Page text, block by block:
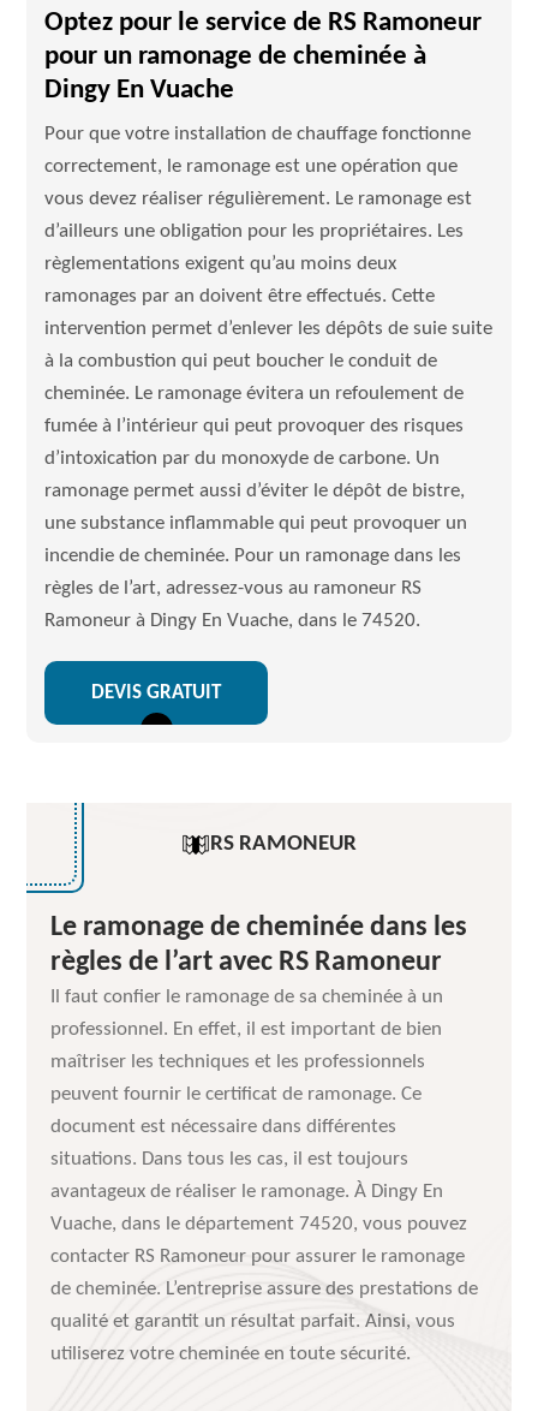
Optez pour le service de RS Ramoneur
pour un ramonage de cheminée à
Dingy En Vuache
Pour que votre installation de chauffage fonctionne
correctement, le ramonage est une opération que
vous devez réaliser régulièrement. Le ramonage est
d’ailleurs une obligation pour les propriétaires. Les
règlementations exigent qu’au moins deux
ramonages par an doivent être effectués. Cette
intervention permet d’enlever les dépôts de suie suite
à la combustion qui peut boucher le conduit de
cheminée. Le ramonage évitera un refoulement de
fumée à l’intérieur qui peut provoquer des risques
d’intoxication par du monoxyde de carbone. Un
ramonage permet aussi d’éviter le dépôt de bistre,
une substance inflammable qui peut provoquer un
incendie de cheminée. Pour un ramonage dans les
règles de l’art, adressez-vous au ramoneur RS
Ramoneur à Dingy En Vuache, dans le 74520.
DEVIS GRATUIT
RS RAMONEUR
Le ramonage de cheminée dans les
règles de l’art avec RS Ramoneur
Il faut confier le ramonage de sa cheminée à un
professionnel. En effet, il est important de bien
maîtriser les techniques et les professionnels
peuvent fournir le certificat de ramonage. Ce
document est nécessaire dans différentes
situations. Dans tous les cas, il est toujours
avantageux de réaliser le ramonage. À Dingy En
Vuache, dans le département 74520, vous pouvez
contacter RS Ramoneur pour assurer le ramonage
de cheminée. L’entreprise assure des prestations de
qualité et garantit un résultat parfait. Ainsi, vous
utiliserez votre cheminée en toute sécurité.